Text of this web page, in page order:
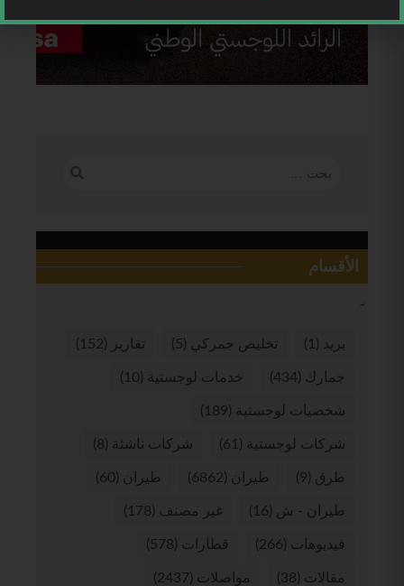
الأقسام
بريد (1) تخليص جمركي (5) تقارير (152)
جمارك (434) خدمات لوجستية (10)
شخصيات لوجستية (189)
شركات لوجستية (61) شركات ناشئة (8)
طرق (9) طيران (6862) طيران (60)
طيران - ش (16) غير مصنف (178)
فيديوهات (266) قطارات (578)
مقالات (38) مواصلات (2437)